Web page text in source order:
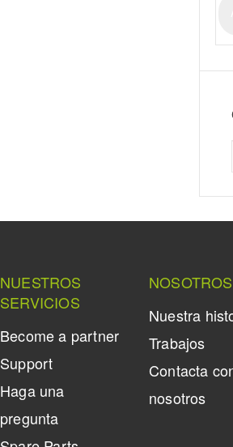
NUESTROS
SERVICIOS
Become a partner
Support
Haga una
pregunta
NOSOTROS
Nuestra
Trabajos
Contacta
nosotros